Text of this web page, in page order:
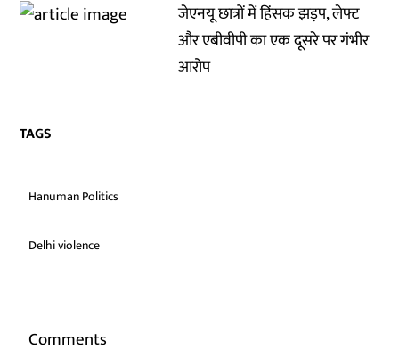
जेएनयू छात्रों में हिंसक झड़प, लेफ्ट
और एबीवीपी का एक दूसरे पर गंभीर
आरोप
TAGS
Hanuman Politics
Delhi violence
Comments